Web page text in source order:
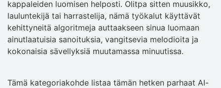
kappaleiden luomisen helposti. Olitpa sitten muusikko,
lauluntekijä tai harrastelija, nämä työkalut käyttävät
kehittyneitä algoritmeja auttaakseen sinua luomaan
ainutlaatuisia sanoituksia, vangitsevia melodioita ja
kokonaisia sävellyksiä muutamassa minuutissa.
Tämä kategoriakohde listaa tämän hetken parhaat AI-